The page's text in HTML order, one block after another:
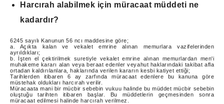
Harcırah alabilmek için müracaat müddeti ne
kadardır?
6245 sayılı Kanunun 56 ncı maddesine göre;
a. Açıkta kalan ve vekalet emrine alınan memurlara vazifelerinden
ayrıldıkları;
b. İşten el çektirilmek suretiyle vekalet emrine alınan memurlardan men'i
muhakeme kararı alan veya beraat edenler veyahut haklarındaki takibat afla
ortadan kaldırılanlara, haklarında verilen kararın kesbi katiyet ettiği;
Tarihlerden itibaren 6 ay zarfında müracaat edenlere bu kanuna göre
müstehak oldukları harcırah verilir.
Müracaata mani bir mücbir sebebin vukuu halinde bu müddet mücbir sebebin
oluştuğu tarihten itibaren başlar. Bu müddetlerin geçmesinden sonra
müracaat edilmesi halinde harcırah verilmez.